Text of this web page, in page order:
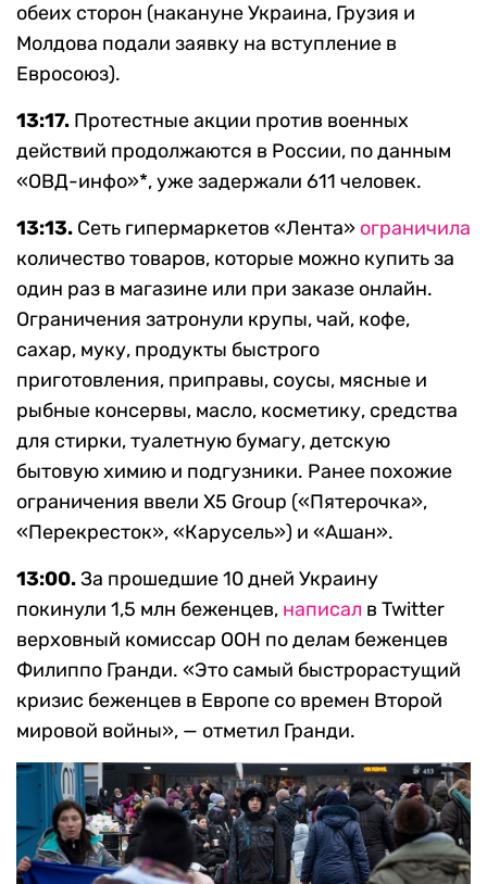
обеих сторон (накануне Украина, Грузия и
Молдова подали заявку на вступление в
Евросоюз).
13:17. Протестные акции против военных
действий продолжаются в России, по данным
«ОВД-инфо»*, уже задержали 611 человек.
13:13. Сеть гипермаркетов «Лента» ограничила
количество товаров, которые можно купить за
один раз в магазине или при заказе онлайн.
Ограничения затронули крупы, чай, кофе,
сахар, муку, продукты быстрого
приготовления, приправы, соусы, мясные и
рыбные консервы, масло, косметику, средства
для стирки, туалетную бумагу, детскую
бытовую химию и подгузники. Ранее похожие
ограничения ввели X5 Group («Пятерочка»,
«Перекресток», «Карусель») и «Ашан».
13:00.За прошедшие 10 дней Украину
покинули 1,5 млн беженцев, написал в Twitter
верховный комиссар ООН по делам беженцев
Филиппо Гранди. «Это самый быстрорастущий
кризис беженцев в Европе со времен Второй
мировой войны», — отметил Гранди.